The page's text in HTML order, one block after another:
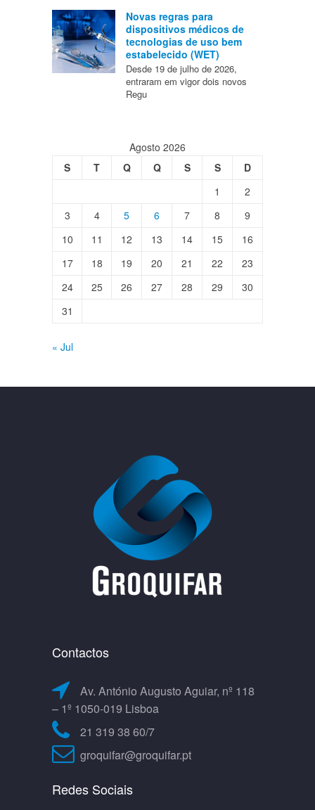
Novas regras para
dispositivos médicos de
tecnologias de uso bem
estabelecido (WET)
Desde 19 de julho de 2026,
entraram em vigor dois novos
Regu
Agosto 2026
S
T Q Q S S
D
1
2
3
4 5 6 7 8
9
10
11 12 13 14 15
16
17
18 19 20 21 22
23
24
25 26 27 28 29
30
31
« Jul
Contactos
Av. António Augusto Aguiar, nº 118
– 1º 1050-019 Lisboa
21 319 38 60/7
groquifar@groquifar.pt
Redes Sociais